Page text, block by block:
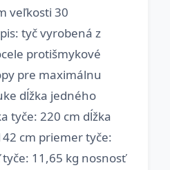
veľkosti 30
tyč vyrobená z
protišmykové
pre maximálnu
dĺžka jedného
tyče: 220 cm dĺžka
cm priemer tyče:
11,65 kg nosnosť